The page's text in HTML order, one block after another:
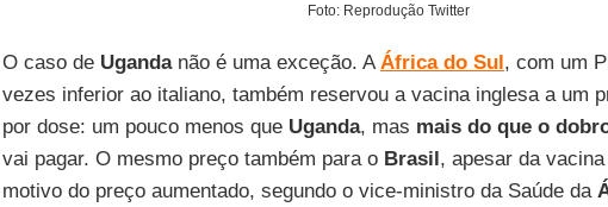
Foto: Reprodução Twitter
O caso de Ugandanão é uma exceção. A África do Sul, com um
vezes inferior ao italiano, também reservou a vacina inglesa a um
por dose: um pouco menos que Uganda, mas mais do que o
vai pagar. O mesmo preço também para o Brasil, apesar da vacina
motivo do preço aumentado, segundo o vice-ministro da Saúde da